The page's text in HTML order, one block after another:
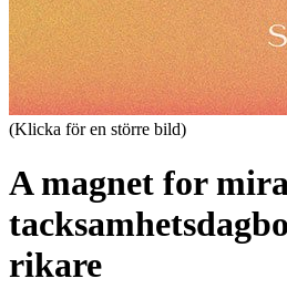
(Klicka för en större bild)
A magnet for
rikare